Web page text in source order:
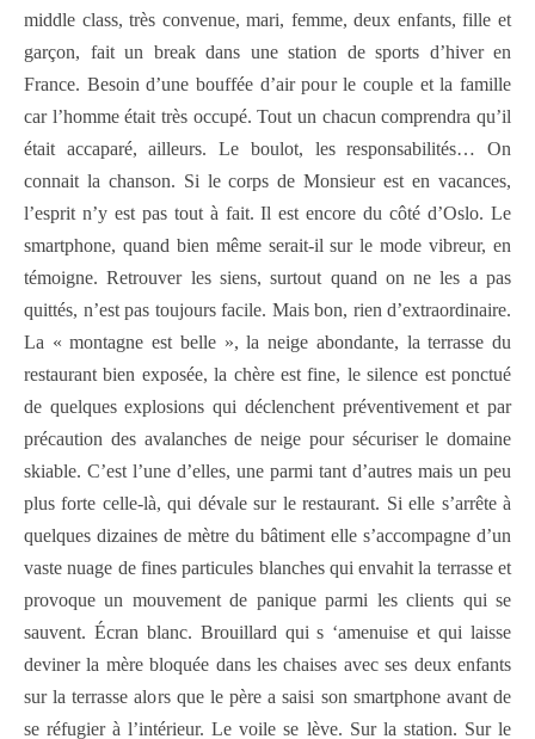
middle class, très convenue, mari, femme, deux enfants, fille et
garçon, fait un break dans une station de sports d’hiver en
France. Besoin d’une bouffée d’air pour le couple et la famille
car l’homme était très occupé. Tout un chacun comprendra qu’il
était accaparé, ailleurs. Le boulot, les responsabilités… On
connait la chanson. Si le corps de Monsieur est en vacances,
l’esprit n’y est pas tout à fait. Il est encore du côté d’Oslo. Le
smartphone, quand bien même serait-il sur le mode vibreur, en
témoigne. Retrouver les siens, surtout quand on ne les a pas
quittés, n’est pas toujours facile. Mais bon, rien d’extraordinaire.
La « montagne est belle », la neige abondante, la terrasse du
restaurant bien exposée, la chère est fine, le silence est ponctué
de quelques explosions qui déclenchent préventivement et par
précaution des avalanches de neige pour sécuriser le domaine
skiable. C’est l’une d’elles, une parmi tant d’autres mais un peu
plus forte celle-là, qui dévale sur le restaurant. Si elle s’arrête à
quelques dizaines de mètre du bâtiment elle s’accompagne d’un
vaste nuage de fines particules blanches qui envahit la terrasse et
provoque un mouvement de panique parmi les clients qui se
sauvent. Écran blanc. Brouillard qui s ‘amenuise et qui laisse
deviner la mère bloquée dans les chaises avec ses deux enfants
sur la terrasse alors que le père a saisi son smartphone avant de
se réfugier à l’intérieur. Le voile se lève. Sur la station. Sur le